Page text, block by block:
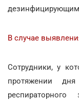
В случае
Сотрудники, у
протяжении